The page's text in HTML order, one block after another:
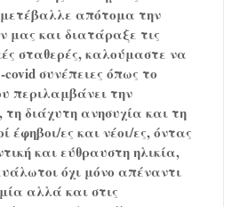
μετέβαλλε απότομα την
μας και διατάραξε τις
σταθερές, καλούμαστε να
συνέπειες όπως το
περιλαμβάνει την
διάχυτη ανησυχία και τη
έφηβοι/ες και νέοι/ες, όντας
και εύθραυστη ηλικία,
όχι μόνο απέναντι
αλλά και στις